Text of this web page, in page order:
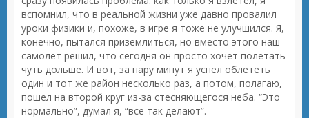
вспомнил, что в реальной жизни уже давно провалил
уроки физики и, похоже, в игре я тоже не улучшился. Я,
конечно, пытался приземлиться, но вместо этого наш
самолет решил, что сегодня он просто хочет полетать
чуть дольше. И вот, за пару минут я успел облететь
один и тот же район несколько раз, а потом, полагаю,
пошел на второй круг из-за стесняющегося неба. “Это
нормально”, думал я, “все так делают”.